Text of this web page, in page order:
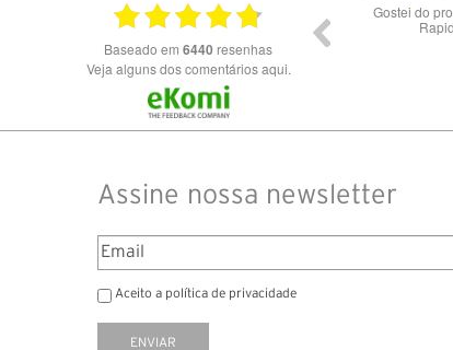
Baseado em 6440 resenhas
Veja alguns dos comentários aqui.
Óculos de excelente qualidade aos melhores
preços
Assine nossa newsletter
Aceito a política de privacidade
ENVIAR